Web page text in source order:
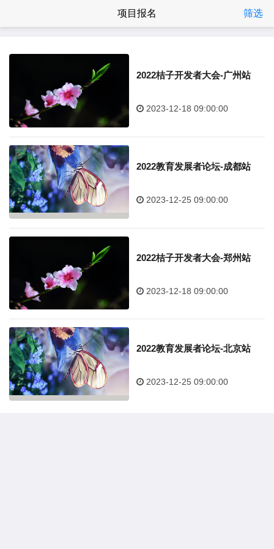
项目报名 筛选
2022桔子开发者大会-广州站
2023-12-18 09:00:00
2022教育发展者论坛-成都站
2023-12-25 09:00:00
2022桔子开发者大会-郑州站
2023-12-18 09:00:00
2022教育发展者论坛-北京站
2023-12-25 09:00:00